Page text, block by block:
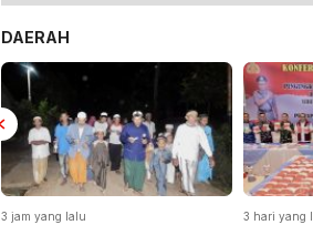
DAERAH
3 jam yang lalu 3 hari yang